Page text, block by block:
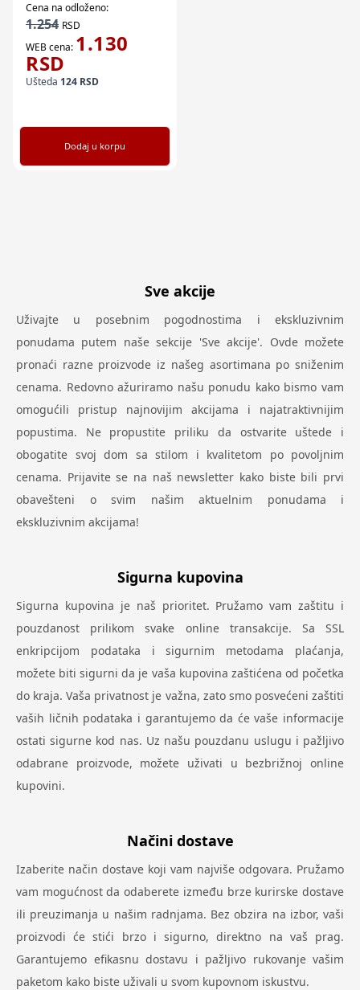
Cena na odloženo:
1.254 RSD
WEB cena: 1.130
RSD
Ušteda 124 RSD
Dodaj u korpu
Sve akcije
Uživajte u posebnim pogodnostima i ekskluzivnim
ponudama putem naše sekcije 'Sve akcije'. Ovde možete
pronaći razne proizvode iz našeg asortimana po sniženim
cenama. Redovno ažuriramo našu ponudu kako bismo vam
omogućili pristup najnovijim akcijama i najatraktivnijim
popustima. Ne propustite priliku da ostvarite uštede i
obogatite svoj dom sa stilom i kvalitetom po povoljnim
cenama. Prijavite se na naš newsletter kako biste bili prvi
obavešteni o svim našim aktuelnim ponudama i
ekskluzivnim akcijama!
Sigurna kupovina
Sigurna kupovina je naš prioritet. Pružamo vam zaštitu i
pouzdanost prilikom svake online transakcije. Sa SSL
enkripcijom podataka i sigurnim metodama plaćanja,
možete biti sigurni da je vaša kupovina zaštićena od početka
do kraja. Vaša privatnost je važna, zato smo posvećeni zaštiti
vaših ličnih podataka i garantujemo da će vaše informacije
ostati sigurne kod nas. Uz našu pouzdanu uslugu i pažljivo
odabrane proizvode, možete uživati u bezbrižnoj online
kupovini.
Načini dostave
Izaberite način dostave koji vam najviše odgovara. Pružamo
vam mogućnost da odaberete između brze kurirske dostave
ili preuzimanja u našim radnjama. Bez obzira na izbor, vaši
proizvodi će stići brzo i sigurno, direktno na vaš prag.
Garantujemo efikasnu dostavu i pažljivo rukovanje vašim
paketom kako biste uživali u svom kupovnom iskustvu.